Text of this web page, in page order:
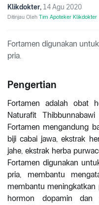
Klikdokter, 14 Agu 2020
Ditinjau Oleh Tim Apoteker Klikdokter
Fortamen digunakan
pria.
Pengertian
Fortamen adalah obat
Naturafit
Fortamen mengandung
biji cabai jawa, ekstrak
jahe, ekstrak herba
Fortamen digunakan
pria, membantu
membantu
hormon dopamin dan